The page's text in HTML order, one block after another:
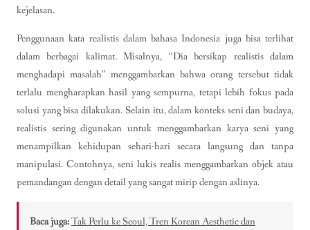
kejelasan.
Penggunaan kata realistis dalam bahasa Indonesia juga bisa terlihat
dalam berbagai kalimat. Misalnya, “Dia bersikap realistis dalam
menghadapi masalah” menggambarkan bahwa orang tersebut tidak
terlalu mengharapkan hasil yang sempurna, tetapi lebih fokus pada
solusi yang bisa dilakukan. Selain itu, dalam konteks seni dan budaya,
realistis sering digunakan untuk menggambarkan karya seni yang
menampilkan kehidupan sehari-hari secara langsung dan tanpa
manipulasi. Contohnya, seni lukis realis menggambarkan objek atau
pemandangan dengan detail yang sangat mirip dengan aslinya.
Baca juga:Tak Perlu ke Seoul, Tren Korean Aesthetic dan